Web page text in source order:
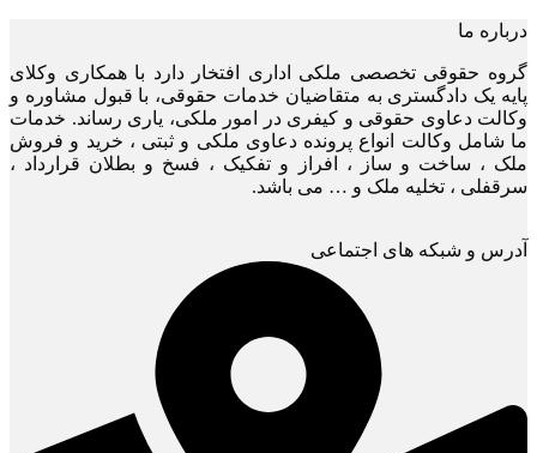
درباره ما
گروه حقوقی تخصصی ملکی اداری افتخار دارد با همکاری وکلای
پایه یک دادگستری به متقاضیان خدمات حقوقی، با قبول مشاوره و
وکالت دعاوی حقوقی و کیفری در امور ملکی، یاری رساند. خدمات
ما شامل وکالت انواع پرونده دعاوی ملکی و ثبتی ، خرید و فروش
ملک ، ساخت و ساز ، افراز و تفکیک ، فسخ و بطلان قرارداد ،
سرقفلی ، تخلیه ملک و … می باشد.
آدرس و شبکه های اجتماعی